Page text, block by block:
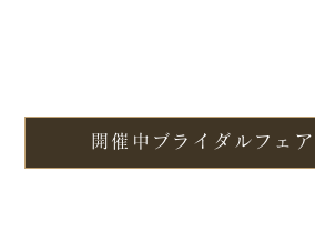
開催中ブライダルフェ